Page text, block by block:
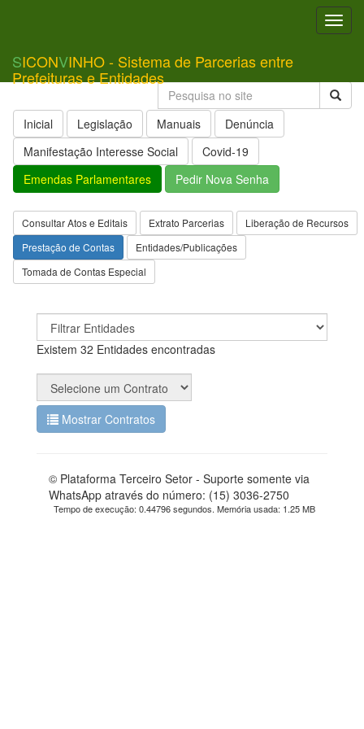
SICONVINHO - Sistema de Parcerias entre
Prefeituras e Entidades
Inicial Legislação Manuais
Denúncia
Manifestação Interesse Social
Covid-19
Emendas Parlamentares
Pedir Nova Senha
Consultar Atos e Editais Extrato Parcerias
Liberação de Recursos
Prestação de Contas
Entidades/Publicações
Tomada de Contas Especial
Existem 32 Entidades encontradas
Mostrar Contratos
© Plataforma Terceiro Setor - Suporte somente via
WhatsApp através do número: (15) 3036-2750
Tempo de execução: 0.44796 segundos. Memória usada: 1.25 MB